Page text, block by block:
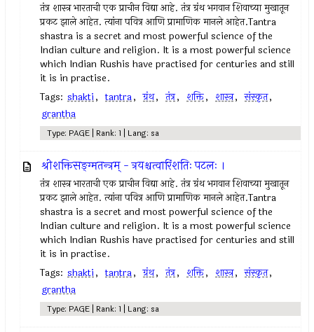
तंत्र शास्त्र भारताची एक प्राचीन विद्या आहे. तंत्र ग्रंथ भगवान शिवाच्या मुखातून
प्रकट झाले आहेत. त्यांना पवित्र आणि प्रामाणिक मानले आहेत.Tantra
shastra is a secret and most powerful science of the
Indian culture and religion. It is a most powerful science
which Indian Rushis have practised for centuries and still
it is in practise.
Tags: shakti, tantra, ग्रंथ, तंत्र, शक्ति, शास्त्र, संस्कृत,
grantha
Type: PAGE | Rank: 1 | Lang: sa
श्रीशक्तिसङ्ग्मतन्त्रम् - त्रयश्चत्वारिंशतिः पटलः ।
तंत्र शास्त्र भारताची एक प्राचीन विद्या आहे. तंत्र ग्रंथ भगवान शिवाच्या मुखातून
प्रकट झाले आहेत. त्यांना पवित्र आणि प्रामाणिक मानले आहेत.Tantra
shastra is a secret and most powerful science of the
Indian culture and religion. It is a most powerful science
which Indian Rushis have practised for centuries and still
it is in practise.
Tags: shakti, tantra, ग्रंथ, तंत्र, शक्ति, शास्त्र, संस्कृत,
grantha
Type: PAGE | Rank: 1 | Lang: sa